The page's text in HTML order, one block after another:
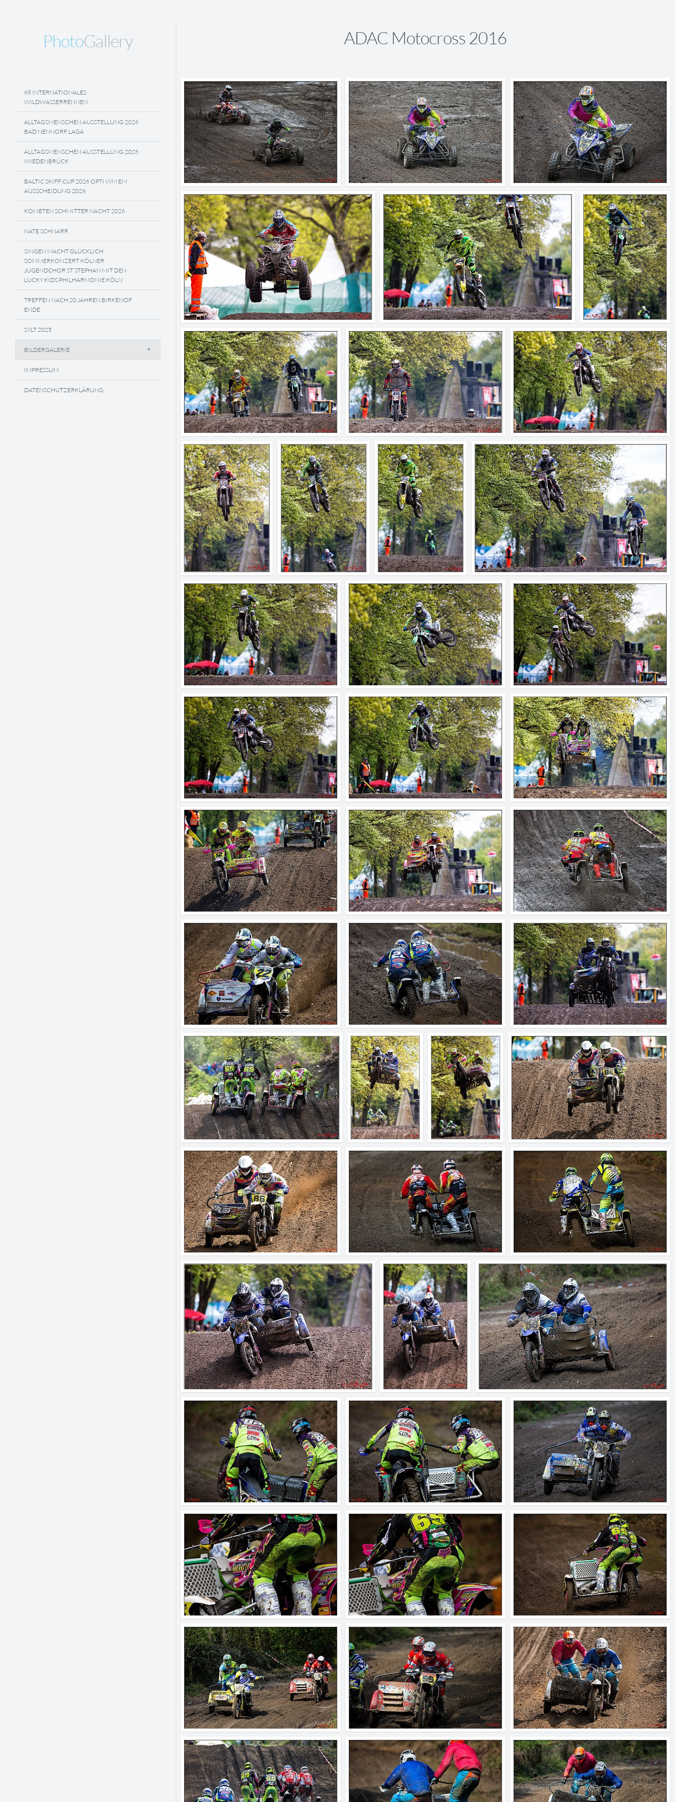
PhotoGallery
68 INTERNATIONALES
WILDWASSERRENNEN
ALLTAGSMENSCHEN AUSSTELLUNG 2026
BAD NENNORF LAGA
ALLTAGSMENSCHEN AUSSTELLUNG 2026
WIEDENBRÜCK
BALTIC SKIFF CUP 2026 OPTI WM EM
AUSSCHEIDUNG 2026
KOMETEN SCHMITTER NACHT 2026
NATE SCHNARR
SINGEN MACHT GLÜCKLICH
SOMMERKONZERT KÖLNER
JUGENDCHOR ST STEPHAN MIT DEN
LUCKY KIDS PHILHARMONIE KÖLN
TREFFEN NACH 20 JAHREN BIRKENOF
ENDE
SYLT 2025
BILDERGALERIE
IMPRESSUM
DATENSCHUTZERKLÄRUNG
ADAC Motocross 2016